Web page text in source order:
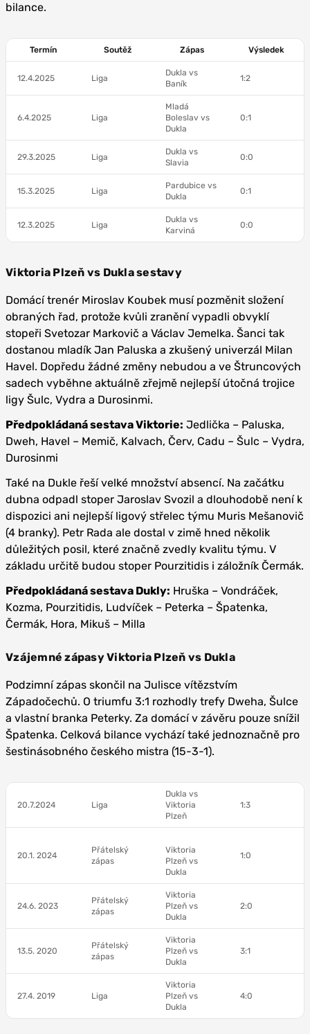
bilance.
Termín Soutěž Zápas Výsledek
12.4.2025 Liga
Dukla vs
Baník
1:2
6.4.2025 Liga
Mladá
Boleslav vs
Dukla
0:1
29.3.2025 Liga
Dukla vs
Slavia
0:0
15.3.2025 Liga
Pardubice vs
Dukla
0:1
12.3.2025 Liga
Dukla vs
Karviná
0:0
Viktoria Plzeň vs Dukla sestavy
Domácí trenér Miroslav Koubek musí pozměnit složení
obraných řad, protože kvůli zranění vypadli obvyklí
stopeři Svetozar Markovič a Václav Jemelka. Šanci tak
dostanou mladík Jan Paluska a zkušený univerzál Milan
Havel. Dopředu žádné změny nebudou a ve Štruncových
sadech vyběhne aktuálně zřejmě nejlepší útočná trojice
ligy Šulc, Vydra a Durosinmi.
Předpokládaná sestava Viktorie: Jedlička – Paluska,
Dweh, Havel – Memič, Kalvach, Červ, Cadu – Šulc – Vydra,
Durosinmi
Také na Dukle řeší velké množství absencí. Na začátku
dubna odpadl stoper Jaroslav Svozil a dlouhodobě není k
dispozici ani nejlepší ligový střelec týmu Muris Mešanovič
(4 branky). Petr Rada ale dostal v zimě hned několik
důležitých posil, které značně zvedly kvalitu týmu. V
základu určitě budou stoper Pourzitidis i záložník Čermák.
Předpokládaná sestava Dukly: Hruška – Vondráček,
Kozma, Pourzitidis, Ludvíček – Peterka – Špatenka,
Čermák, Hora, Mikuš – Milla
Vzájemné zápasy Viktoria Plzeň vs Dukla
Podzimní zápas skončil na Julisce vítězstvím
Západočechů. O triumfu 3:1 rozhodly trefy Dweha, Šulce
a vlastní branka Peterky. Za domácí v závěru pouze snížil
Špatenka. Celková bilance vychází také jednoznačně pro
šestinásobného českého mistra (15-3-1).
20.7.2024 Liga
Dukla vs
Viktoria
Plzeň
1:3
20.1. 2024
Přátelský
zápas
Viktoria
Plzeň vs
Dukla
1:0
24.6. 2023
Přátelský
zápas
Viktoria
Plzeň vs
Dukla
2:0
13.5. 2020
Přátelský
zápas
Viktoria
Plzeň vs
Dukla
3:1
27.4. 2019 Liga
Viktoria
Plzeň vs
Dukla
4:0